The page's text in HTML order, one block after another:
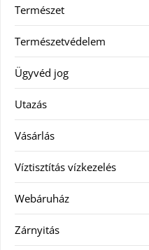
Természet
Természetvédelem
Ügyvéd jog
Utazás
Vásárlás
Víztisztítás vízkezelés
Webáruház
Zárnyitás